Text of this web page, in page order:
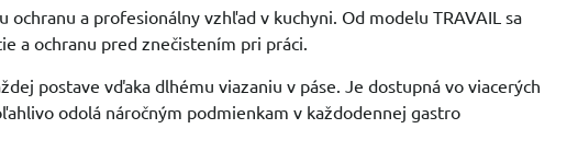
a profesionálny vzhľad v kuchyni. Od modelu TRAVAIL sa
a ochranu pred znečistením pri práci.
postave vďaka dlhému viazaniu v páse. Je dostupná vo viacerých
odolá náročným podmienkam v každodennej gastro